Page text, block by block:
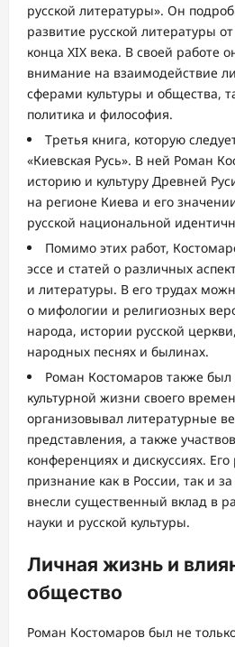
русской литературы». Он
развитие русской литературы
конца XIX века. В своей работе
внимание на взаимодействие
сферами культуры и общества,
политика и философия.
Третья книга, которую
«Киевская Русь». В ней Роман
историю и культуру Древней
на регионе Киева и его
русской национальной
Помимо этих работ,
эссе и статей о различных
и литературы. В его трудах
о мифологии и религиозных
народа, истории русской
народных песнях и былинах.
Роман Костомаров также
культурной жизни своего
организовывал литературные
представления, а также
конференциях и дискуссиях.
признание как в России, так и
внесли существенный вклад в
науки и русской культуры.
Личная жизнь и
общество
Роман Костомаров был не